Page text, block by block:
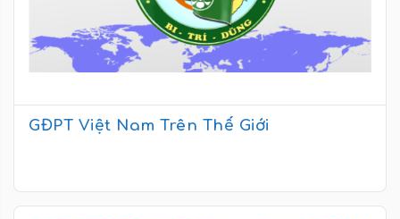
GĐPT Việt Nam Trên Thế Giới